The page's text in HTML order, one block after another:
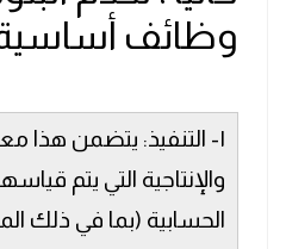
وظائف
١- التنفيذ: يتضمن هذا
والإنتاجية التي يتم
الحسابية (بما في ذلك